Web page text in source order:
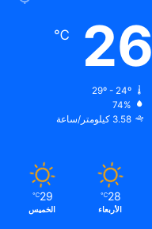
26
℃
29º - 24º
74%
3.58 كيلومتر/ساعة
28
℃
الأربعاء
29
℃
الخميس